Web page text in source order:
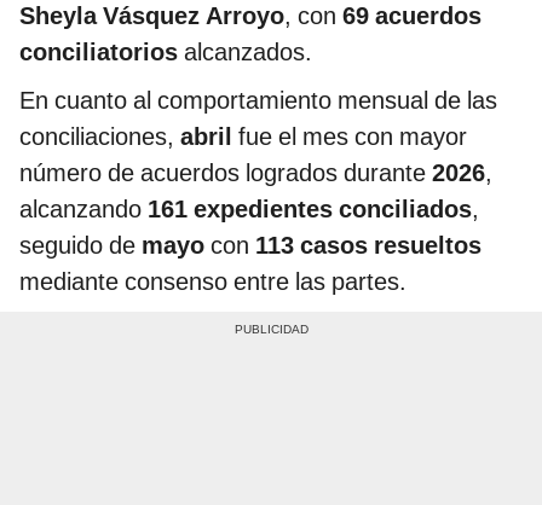
Sheyla Vásquez Arroyo, con 69 acuerdos
conciliatorios alcanzados.
En cuanto al comportamiento mensual de las
conciliaciones, abril fue el mes con mayor
número de acuerdos logrados durante 2026,
alcanzando 161 expedientes conciliados,
seguido de mayo con 113 casos resueltos
mediante consenso entre las partes.